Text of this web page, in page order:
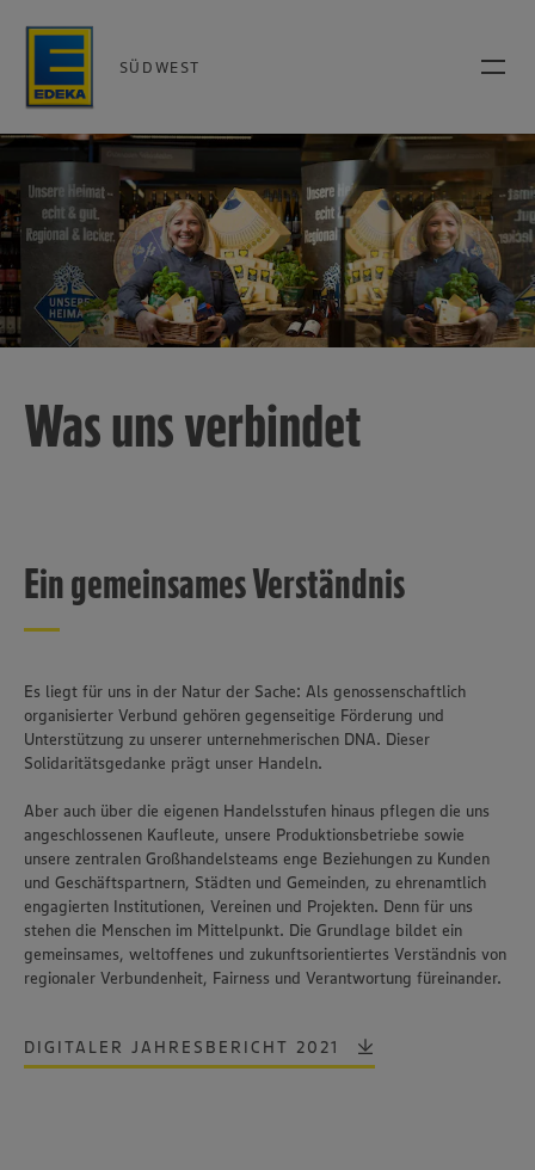
SÜDWEST
Was uns verbindet
Ein gemeinsames Verständnis
Es liegt für uns in der Natur der Sache: Als genossenschaftlich
organisierter Verbund gehören gegenseitige Förderung und
Unterstützung zu unserer unternehmerischen DNA. Dieser
Solidaritätsgedanke prägt unser Handeln.
Aber auch über die eigenen Handelsstufen hinaus pflegen die uns
angeschlossenen Kaufleute, unsere Produktionsbetriebe sowie
unsere zentralen Großhandelsteams enge Beziehungen zu Kunden
und Geschäftspartnern, Städten und Gemeinden, zu ehrenamtlich
engagierten Institutionen, Vereinen und Projekten. Denn für uns
stehen die Menschen im Mittelpunkt. Die Grundlage bildet ein
gemeinsames, weltoffenes und zukunftsorientiertes Verständnis von
regionaler Verbundenheit, Fairness und Verantwortung füreinander.
DIGITALER JAHRESBERICHT 2021